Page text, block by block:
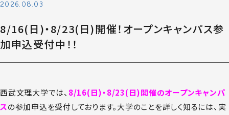
2026.08.03
8/16(日)・8/23(日)開催！オープンキャンパス参
加申込受付中！！
西武文理大学では、 8/16(日)・8/23(日)開催のオープンキャンパ
スの参加申込を受付しております。大学のことを詳しく知るには、実